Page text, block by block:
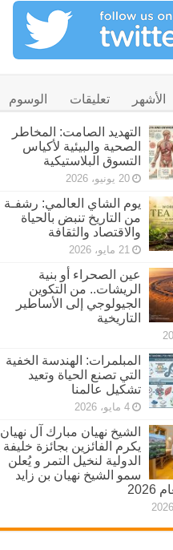
الأشهر تعليقات الوسوم
التهديد الصامت: المخاطر
الصحية والبيئية لأكياس
التسوق البلاستيكية
20 يونيو، 2026
يوم الشاي العالمي: رشفـة
من التاريخ تنبض بالحياة
والاقتصاد والثقافة
21 مايو، 2026
عين الصحراء أو بنية
الريشات.. من التكوين
الجيولوجي إلى الأساطير
التاريخية
المبلمرات: الهندسة الخفية
التي تصنع الحياة وتعيد
تشكيل عالمنا
4 مايو، 2026
الشيخ نهيان مبارك آل نهيان
يكرم الفائزين بجائزة خليفة
الدولية لنخيل التمر و يُعلن
سمو الشيخ نهيان بن زايد